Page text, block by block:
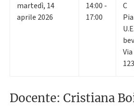
martedì, 14
aprile 2026
14:00 -
17:00
C
Docente: Cristiana